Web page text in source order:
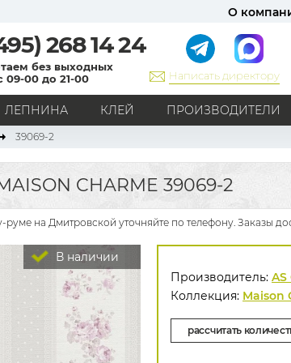
О
268 14 24
без выходных
09-00 до 21-00
Написать директору
ЛЕПНИНА КЛЕЙ ПРОИЗВОДИТЕЛИ
СТИЛЬ
Кантри
Модерн Прованс Хай-тек
Классика
Английский стиль
РИСУНОК
Граффити
Карта мира
С вензелями
С надписями
Однотонные
Геометрический рисунок
Цветы
Дамаск
В клетку
В полоску Все рисунки
39069-2
CHARME 39069-2
на Дмитровской уточняйте по телефону. Заказы
В наличии
Производитель:
Коллекция: Maison
рассчитать